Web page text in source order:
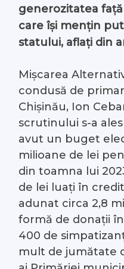
generozitatea
care își mențin
statului, aflați din
Mișcarea
condusă de
Chișinău, Ion
scrutinului s-a
avut un buget
milioane de lei
din toamna lui
de lei luați în
adunat circa 2,8
formă de donații
400 de
mult de jumătate